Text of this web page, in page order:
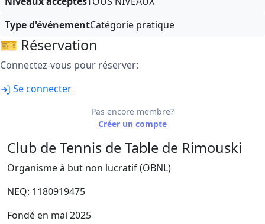
Type d'événementCatégorie pratique
🎫 Réservation
Connectez-vous pour réserver:
Se connecter
Pas encore membre?
Créer un compte
Club de Tennis de Table de Rimouski
Organisme à but non lucratif (OBNL)
NEQ: 1180919475
Fondé en mai 2025